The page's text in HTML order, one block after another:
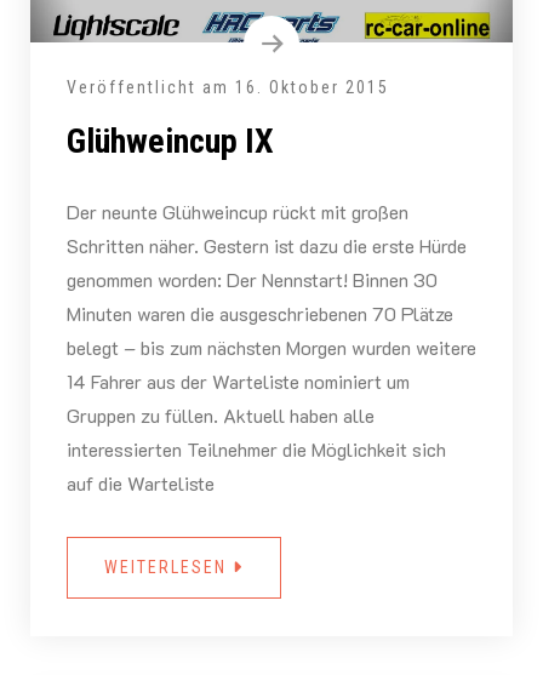
Veröffentlicht am 16. Oktober 2015
Glühweincup IX
Der neunte Glühweincup rückt mit großen
Schritten näher. Gestern ist dazu die erste Hürde
genommen worden: Der Nennstart! Binnen 30
Minuten waren die ausgeschriebenen 70 Plätze
belegt – bis zum nächsten Morgen wurden weitere
14 Fahrer aus der Warteliste nominiert um
Gruppen zu füllen. Aktuell haben alle
interessierten Teilnehmer die Möglichkeit sich
auf die Warteliste
WEITERLESEN